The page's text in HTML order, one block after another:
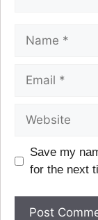
Save my
for the next